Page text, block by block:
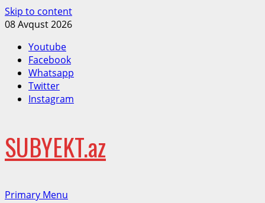
Skip to content
08 Avqust 2026
Youtube
Facebook
Whatsapp
Twitter
Instagram
SUBYEKT.az
Primary Menu